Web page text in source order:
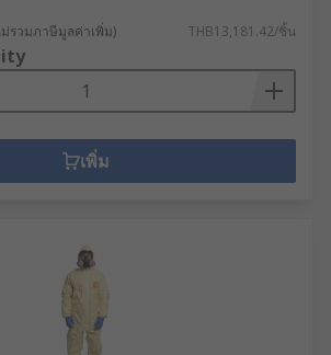
ม่รวมภาษีมูลค่าเพิ่ม) THB13,181.42/ชิ้น
เพิ่ม